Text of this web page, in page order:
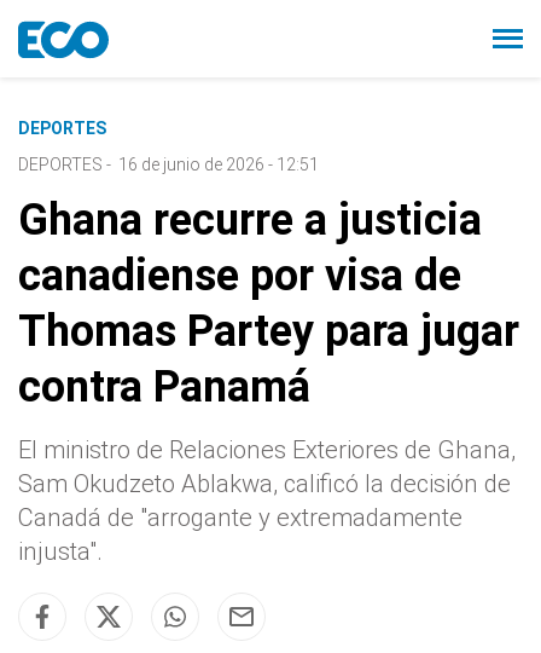
DEPORTES
DEPORTES - 16 de junio de 2026 - 12:51
Ghana recurre a justicia
canadiense por visa de
Thomas Partey para jugar
contra Panamá
El ministro de Relaciones Exteriores de Ghana,
Sam Okudzeto Ablakwa, calificó la decisión de
Canadá de "arrogante y extremadamente
injusta".